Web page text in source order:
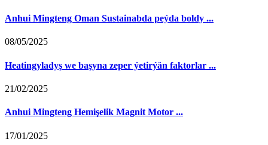
Anhui Mingteng Oman Sustainabda peýda boldy ...
08/05/2025
Heatingyladyş we başyna zeper ýetirýän faktorlar ...
21/02/2025
Anhui Mingteng Hemişelik Magnit Motor ...
17/01/2025